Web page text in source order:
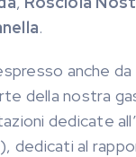
.
anche
della nostra
dedicate
dedicati al